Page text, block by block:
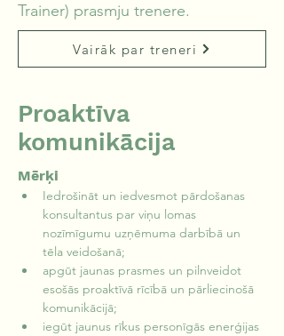
Trainer) prasmju trenere.
Vairāk par treneri
Proaktīva
komunikācija
Mērķi
Iedrošināt un iedvesmot pārdošanas
konsultantus par viņu lomas
nozīmīgumu uzņēmuma darbībā un
tēla veidošanā;
apgūt jaunas prasmes un pilnveidot
esošās proaktīvā rīcībā un pārliecinošā
komunikācijā;
iegūt jaunus rīkus personīgās enerģijas